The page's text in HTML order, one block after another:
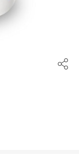
공